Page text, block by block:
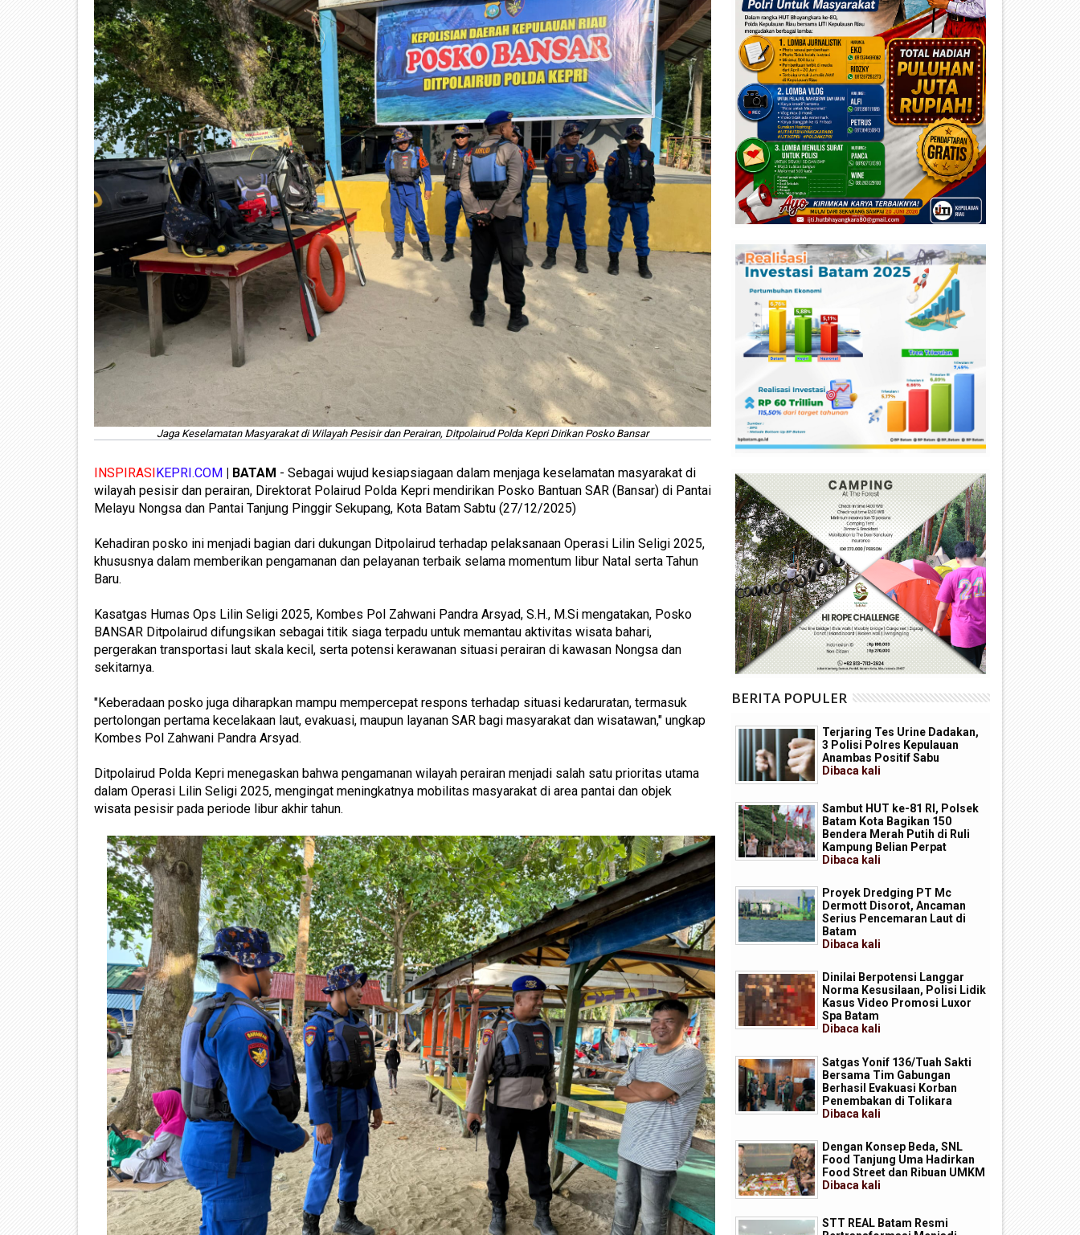
Jaga Keselamatan Masyarakat di Wilayah Pesisir dan Perairan, Ditpolairud Polda Kepri Dirikan Posko Bansar
INSPIRASIKEPRI.COM | BATAM - Sebagai wujud kesiapsiagaan dalam menjaga keselamatan masyarakat di
wilayah pesisir dan perairan, Direktorat Polairud Polda Kepri mendirikan Posko Bantuan SAR (Bansar) di Pantai
Melayu Nongsa dan Pantai Tanjung Pinggir Sekupang, Kota Batam Sabtu (27/12/2025)
Kehadiran posko ini menjadi bagian dari dukungan Ditpolairud terhadap pelaksanaan Operasi Lilin Seligi 2025,
khususnya dalam memberikan pengamanan dan pelayanan terbaik selama momentum libur Natal serta Tahun
Baru.
Kasatgas Humas Ops Lilin Seligi 2025, Kombes Pol Zahwani Pandra Arsyad, S.H., M.Si mengatakan, Posko
BANSAR Ditpolairud difungsikan sebagai titik siaga terpadu untuk memantau aktivitas wisata bahari,
pergerakan transportasi laut skala kecil, serta potensi kerawanan situasi perairan di kawasan Nongsa dan
sekitarnya.
"Keberadaan posko juga diharapkan mampu mempercepat respons terhadap situasi kedaruratan, termasuk
pertolongan pertama kecelakaan laut, evakuasi, maupun layanan SAR bagi masyarakat dan wisatawan," ungkap
Kombes Pol Zahwani Pandra Arsyad.
Ditpolairud Polda Kepri menegaskan bahwa pengamanan wilayah perairan menjadi salah satu prioritas utama
dalam Operasi Lilin Seligi 2025, mengingat meningkatnya mobilitas masyarakat di area pantai dan objek
wisata pesisir pada periode libur akhir tahun.
BERITA POPULER
Terjaring Tes Urine Dadakan,
3 Polisi Polres Kepulauan
Anambas Positif Sabu
Dibaca kali
Sambut HUT ke-81 RI, Polsek
Batam Kota Bagikan 150
Bendera Merah Putih di Ruli
Kampung Belian Perpat
Dibaca kali
Proyek Dredging PT Mc
Dermott Disorot, Ancaman
Serius Pencemaran Laut di
Batam
Dibaca kali
Dinilai Berpotensi Langgar
Norma Kesusilaan, Polisi Lidik
Kasus Video Promosi Luxor
Spa Batam
Dibaca kali
Satgas Yonif 136/Tuah Sakti
Bersama Tim Gabungan
Berhasil Evakuasi Korban
Penembakan di Tolikara
Dibaca kali
Dengan Konsep Beda, SNL
Food Tanjung Uma Hadirkan
Food Street dan Ribuan UMKM
Dibaca kali
STT REAL Batam Resmi